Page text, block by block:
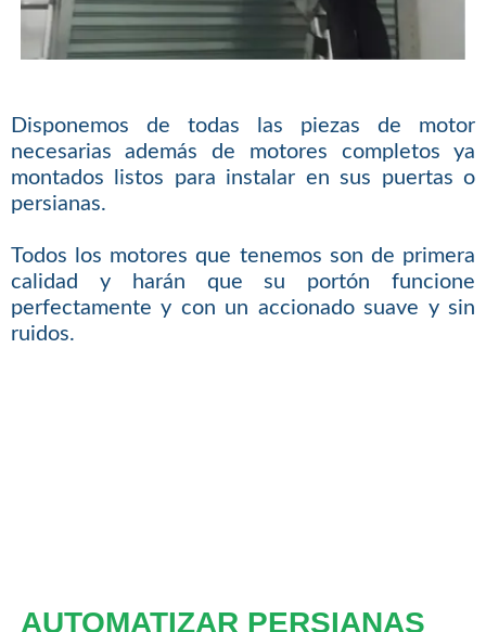
Disponemos de todas las piezas de motor
necesarias además de motores completos ya
montados listos para instalar en sus puertas o
persianas.
Todos los motores que tenemos son de primera
calidad y harán que su portón funcione
perfectamente y con un accionado suave y sin
ruidos.
AUTOMATIZAR PERSIANAS